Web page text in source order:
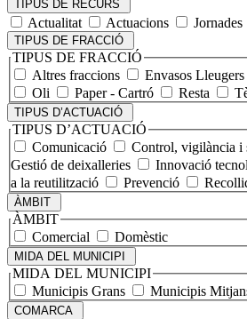
PARAULA
CLAU
TIPUS DE RECURS
Actualitat Actuacions Jornades
TIPUS DE FRACCIÓ
TIPUS DE FRACCIÓ
Altres fraccions
Envasos Lleugers
Oli
Paper - Cartró Resta
TIPUS D’ACTUACIÓ
TIPUS D’ACTUACIÓ
Comunicació
Control, vigilància i
Gestió de deixalleries
Innovació
a la reutilització
Prevenció
ÀMBIT
ÀMBIT
Comercial
Domèstic
MIDA DEL MUNICIPI
MIDA DEL MUNICIPI
Municipis Grans
Municipis
COMARCA